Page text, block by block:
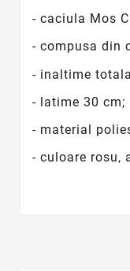
- caciula Mos
- compusa din
- inaltime
- latime 30 cm;
- material
- culoare rosu,